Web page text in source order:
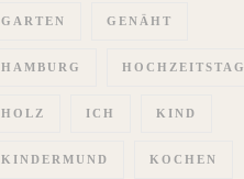
GARTEN GENÄHT
HAMBURG HOCHZEITSTAG
HOLZ ICH KIND
KINDERMUND KOCHEN